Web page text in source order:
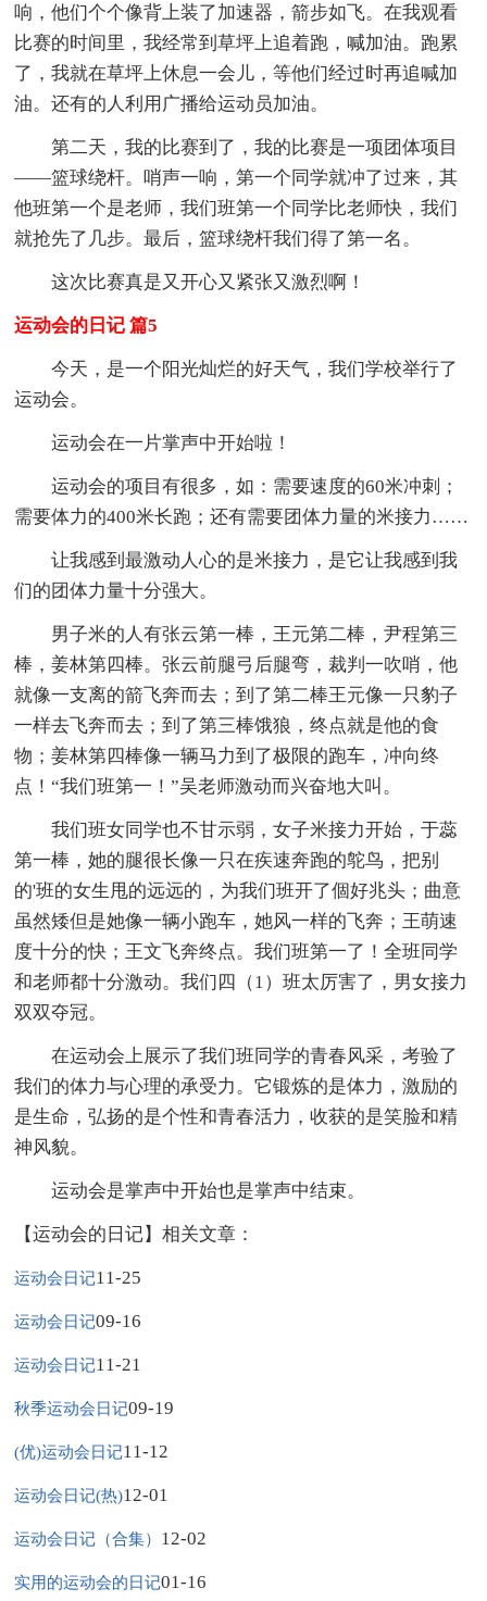
响，他们个个像背上装了加速器，箭步如飞。在我观看
比赛的时间里，我经常到草坪上追着跑，喊加油。跑累
了，我就在草坪上休息一会儿，等他们经过时再追喊加
油。还有的人利用广播给运动员加油。
第二天，我的比赛到了，我的比赛是一项团体项目
——篮球绕杆。哨声一响，第一个同学就冲了过来，其
他班第一个是老师，我们班第一个同学比老师快，我们
就抢先了几步。最后，篮球绕杆我们得了第一名。
这次比赛真是又开心又紧张又激烈啊！
运动会的日记 篇5
今天，是一个阳光灿烂的好天气，我们学校举行了
运动会。
运动会在一片掌声中开始啦！
运动会的项目有很多，如：需要速度的60米冲刺；
需要体力的400米长跑；还有需要团体力量的米接力……
让我感到最激动人心的是米接力，是它让我感到我
们的团体力量十分强大。
男子米的人有张云第一棒，王元第二棒，尹程第三
棒，姜林第四棒。张云前腿弓后腿弯，裁判一吹哨，他
就像一支离的箭飞奔而去；到了第二棒王元像一只豹子
一样去飞奔而去；到了第三棒饿狼，终点就是他的食
物；姜林第四棒像一辆马力到了极限的跑车，冲向终
点！“我们班第一！”吴老师激动而兴奋地大叫。
我们班女同学也不甘示弱，女子米接力开始，于蕊
第一棒，她的腿很长像一只在疾速奔跑的鸵鸟，把别
的'班的女生甩的远远的，为我们班开了個好兆头；曲意
虽然矮但是她像一辆小跑车，她风一样的飞奔；王萌速
度十分的快；王文飞奔终点。我们班第一了！全班同学
和老师都十分激动。我们四（1）班太厉害了，男女接力
双双夺冠。
在运动会上展示了我们班同学的青春风采，考验了
我们的体力与心理的承受力。它锻炼的是体力，激励的
是生命，弘扬的是个性和青春活力，收获的是笑脸和精
神风貌。
运动会是掌声中开始也是掌声中结束。
【运动会的日记】相关文章：
运动会日记11-25
运动会日记09-16
运动会日记11-21
秋季运动会日记09-19
(优)运动会日记11-12
运动会日记(热)12-01
运动会日记（合集） 12-02
实用的运动会的日记01-16